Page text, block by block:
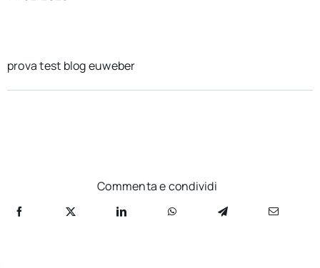
Ita
prova test blog euweber
Commenta e condividi